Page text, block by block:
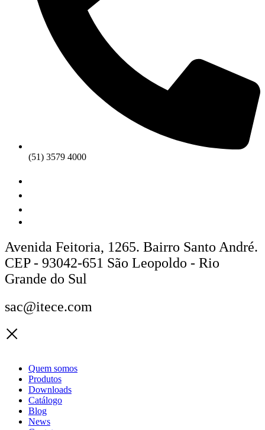
(51) 3579 4000
Avenida Feitoria, 1265. Bairro Santo André.
CEP - 93042-651 São Leopoldo - Rio
Grande do Sul
sac@itece.com
Quem somos
Produtos
Downloads
Catálogo
Blog
News